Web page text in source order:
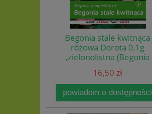
Begonia stale kwitnąca
różowa Dorota 0,1g
,zielonolistna (Begonia
semperflorens) nasiona
16,50 zł
powiadom o dostępności